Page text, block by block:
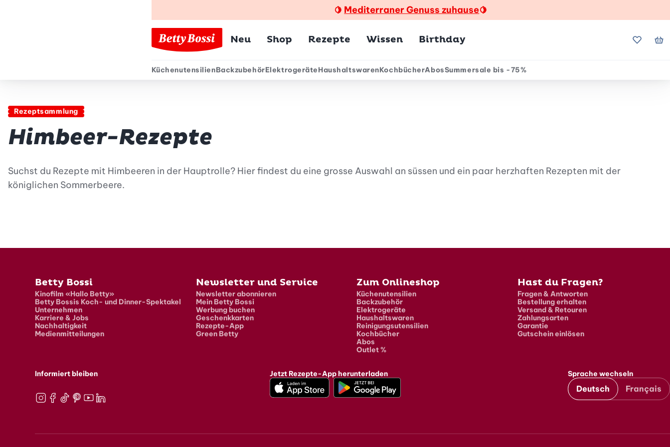
🍋 Mediterraner Genuss zuhause🍋
Hauptmenü
Neu Shop Rezepte Wissen Birthday Meine
Sekundärmenü
KüchenutensilienBackzubehörElektrogeräteHaushaltswarenKochbücherAbosSummersale bis -75%
Rezeptsammlung
Himbeer-Rezepte
Suchst du Rezepte mit Himbeeren in der Hauptrolle? Hier findest du eine grosse Auswahl an süssen und ein paar herzhaften Rezepten mit der
königlichen Sommerbeere.
Fusszeile
Betty Bossi
Kinofilm «Hallo Betty»
Betty Bossis Koch- und Dinner-Spektakel
Unternehmen
Karriere & Jobs
Nachhaltigkeit
Medienmitteilungen
Newsletter und Service
Newsletter abonnieren
Mein Betty Bossi
Werbung buchen
Geschenkkarten
Rezepte-App
Green Betty
Zum Onlineshop
Küchenutensilien
Backzubehör
Elektrogeräte
Haushaltswaren
Reinigungsutensilien
Kochbücher
Abos
Outlet %
Hast du Fragen?
Fragen & Antworten
Bestellung erhalten
Versand & Retouren
Zahlungsarten
Garantie
Gutschein einlösen
Informiert bleiben Jetzt Rezepte-App herunterladen Sprache wechseln
Deutsch Français